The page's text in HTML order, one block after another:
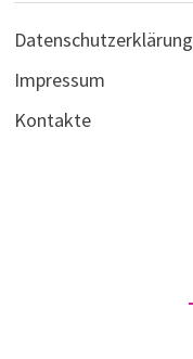
Datenschutzerklärung
Impressum
Kontakte